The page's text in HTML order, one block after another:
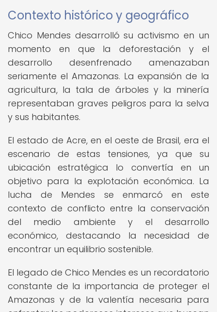
Contexto histórico y geográfico
Chico Mendes desarrolló su activismo en un
momento en que la deforestación y el
desarrollo desenfrenado amenazaban
seriamente el Amazonas. La expansión de la
agricultura, la tala de árboles y la minería
representaban graves peligros para la selva
y sus habitantes.
El estado de Acre, en el oeste de Brasil, era el
escenario de estas tensiones, ya que su
ubicación estratégica lo convertía en un
objetivo para la explotación económica. La
lucha de Mendes se enmarcó en este
contexto de conflicto entre la conservación
del medio ambiente y el desarrollo
económico, destacando la necesidad de
encontrar un equilibrio sostenible.
El legado de Chico Mendes es un recordatorio
constante de la importancia de proteger el
Amazonas y de la valentía necesaria para